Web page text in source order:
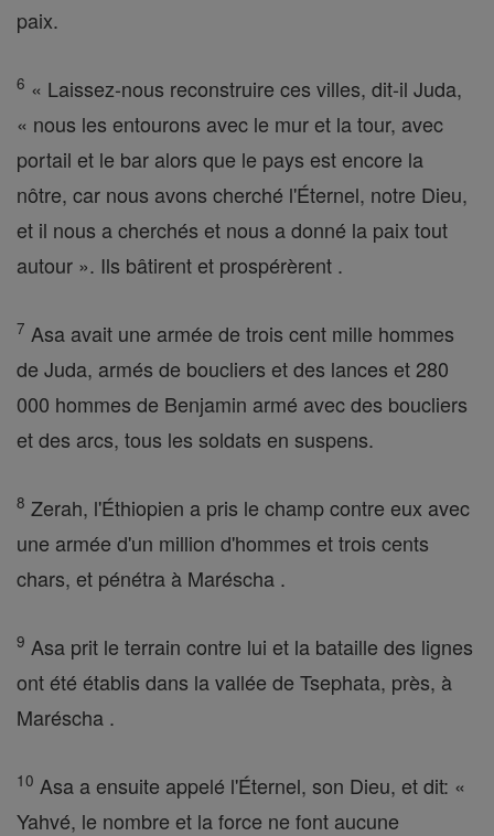
paix.
6 « Laissez-nous reconstruire ces villes, dit-il Juda,
« nous les entourons avec le mur et la tour, avec
portail et le bar alors que le pays est encore la
nôtre, car nous avons cherché l'Éternel, notre Dieu,
et il nous a cherchés et nous a donné la paix tout
autour ». Ils bâtirent et prospérèrent .
7 Asa avait une armée de trois cent mille hommes
de Juda, armés de boucliers et des lances et 280
000 hommes de Benjamin armé avec des boucliers
et des arcs, tous les soldats en suspens.
8 Zerah, l'Éthiopien a pris le champ contre eux avec
une armée d'un million d'hommes et trois cents
chars, et pénétra à Maréscha .
9 Asa prit le terrain contre lui et la bataille des lignes
ont été établis dans la vallée de Tsephata, près, à
Maréscha .
10 Asa a ensuite appelé l'Éternel, son Dieu, et dit: «
Yahvé, le nombre et la force ne font aucune